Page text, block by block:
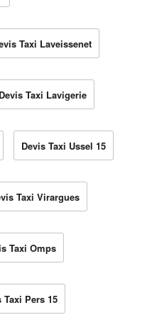
Taxi Laveissenet
Devis Taxi Lavigerie
Devis Taxi Ussel 15
Taxi Virargues
Taxi Omps
Taxi Pers 15